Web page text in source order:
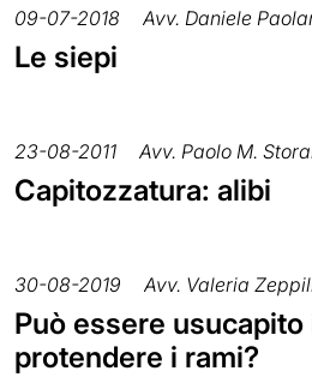
09-07-2018 Avv. Daniele
Le siepi
23-08-2011 Avv. Paolo M.
Capitozzatura: alibi
30-08-2019 Avv. Valeria
Può essere
protendere i rami?